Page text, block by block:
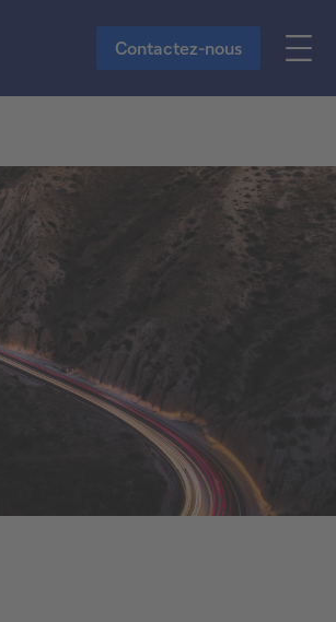
Vers le contenu principal
Contactez-nous